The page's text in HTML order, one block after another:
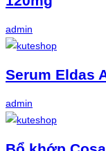
admin
Serum Eldas
admin